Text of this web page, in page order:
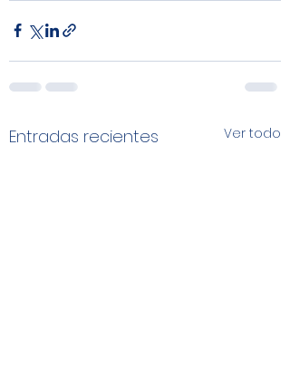
Entradas recientes Ver todo